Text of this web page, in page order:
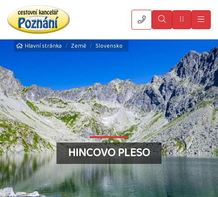
VyhledatMenu
Hlavní stránka Země Slovensko
HINCOVO PLESO